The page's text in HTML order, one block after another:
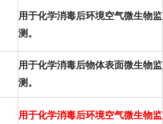
用于化学消毒后环境空气微生物监
测。
用于化学消毒后物体表面微生物监
测。
用于化学消毒后环境空气微生物监